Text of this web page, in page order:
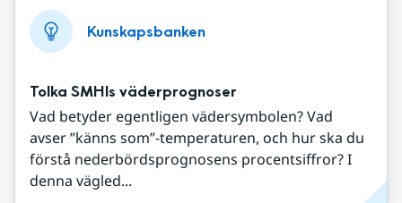
Kunskapsbanken
Tolka SMHIs väderprognoser
Vad betyder egentligen vädersymbolen? Vad
avser ”känns som”-temperaturen, och hur ska du
förstå nederbördsprognosens procentsiffror? I
denna vägled...